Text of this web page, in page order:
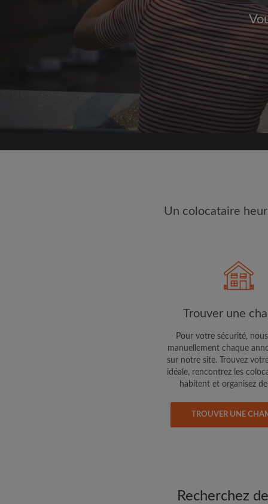
Inscrivez-vous
Nous ne publierons
votre
Trouvez
Recevez des alertes
annonce
Faites part aux
colocataires de ce
exactement
Un colocataire
Trouver une
Pour votre sécurité,
manuellement chaque
sur notre site. Trouvez
idéale, rencontrez les
habitent et organisez
TROUVER UNE
Recherchez